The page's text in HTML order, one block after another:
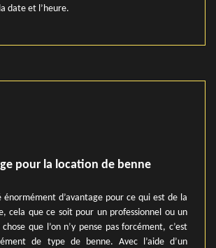
date et l’heure.
pour la location de benne
énormément d’avantage pour ce qui est de la
cela que ce soit pour un professionnel ou un
que l’on n’y pense pas forcément, c’est
de type de benne. Avec l’aide d’un